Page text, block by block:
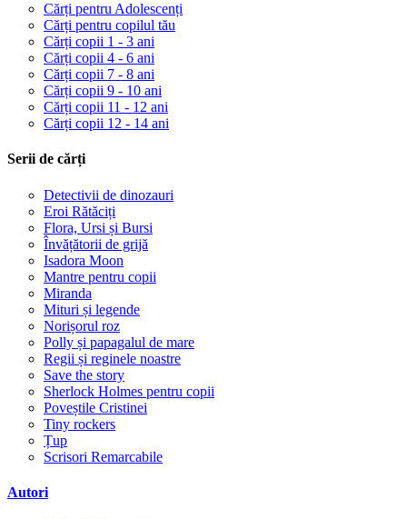
Cărți pentru Adolescenți
Cărți pentru copilul tău
Cărți copii 1 - 3 ani
Cărți copii 4 - 6 ani
Cărți copii 7 - 8 ani
Cărți copii 9 - 10 ani
Cărți copii 11 - 12 ani
Cărți copii 12 - 14 ani
Serii de cărți
Detectivii de dinozauri
Eroi Rătăciți
Flora, Ursi și Bursi
Învățătorii de grijă
Isadora Moon
Mantre pentru copii
Miranda
Mituri și legende
Norișorul roz
Polly și papagalul de mare
Regii și reginele noastre
Save the story
Sherlock Holmes pentru copii
Poveștile Cristinei
Tiny rockers
Țup
Scrisori Remarcabile
Autori